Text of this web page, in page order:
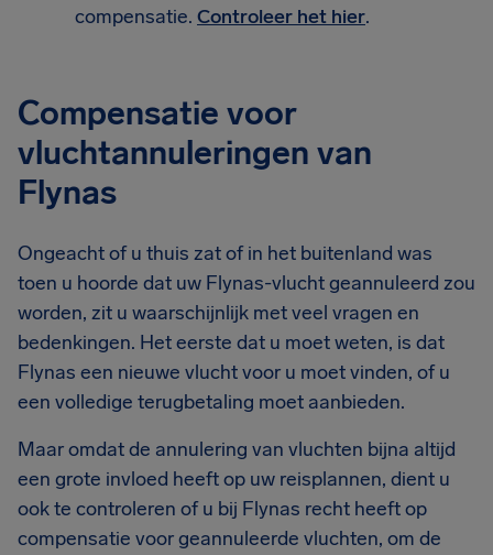
compensatie. Controleer het hier.
Compensatie voor
vluchtannuleringen van
Flynas
Ongeacht of u thuis zat of in het buitenland was
toen u hoorde dat uw Flynas-vlucht geannuleerd zou
worden, zit u waarschijnlijk met veel vragen en
bedenkingen. Het eerste dat u moet weten, is dat
Flynas een nieuwe vlucht voor u moet vinden, of u
een volledige terugbetaling moet aanbieden.
Maar omdat de annulering van vluchten bijna altijd
een grote invloed heeft op uw reisplannen, dient u
ook te controleren of u bij Flynas recht heeft op
compensatie voor geannuleerde vluchten, om de